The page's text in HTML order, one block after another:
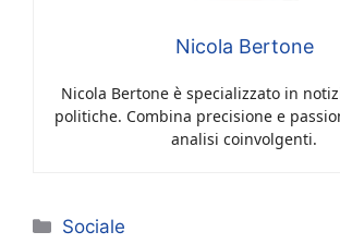
Nicola Bertone
Nicola Bertone è specializzato in
politiche. Combina precisione e
analisi coinvolgenti.
Categorie
Sociale